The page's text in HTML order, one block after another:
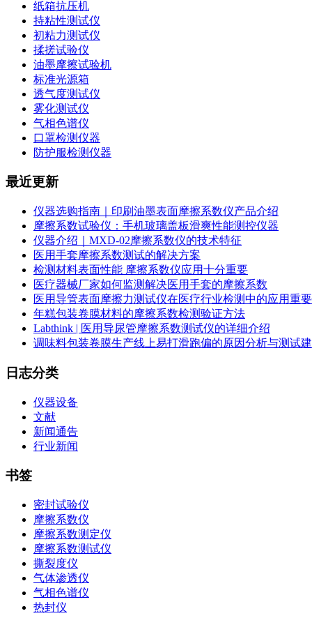
纸箱抗压机
持粘性测试仪
初粘力测试仪
揉搓试验仪
油墨摩擦试验机
标准光源箱
透气度测试仪
雾化测试仪
气相色谱仪
口罩检测仪器
防护服检测仪器
最近更新
仪器选购指南｜印刷油墨表面摩擦系数仪产品介绍
摩擦系数试验仪：手机玻璃盖板滑爽性能测控仪器
仪器介绍｜MXD-02摩擦系数仪的技术特征
医用手套摩擦系数测试的解决方案
检测材料表面性能 摩擦系数仪应用十分重要
医疗器械厂家如何监测解决医用手套的摩擦系数
医用导管表面摩擦力测试仪在医疗行业检测中的应用重
年糕包装卷膜材料的摩擦系数检测验证方法
Labthink | 医用导尿管摩擦系数测试仪的详细介绍
调味料包装卷膜生产线上易打滑跑偏的原因分析与测试
日志分类
仪器设备
文献
新闻通告
行业新闻
书签
密封试验仪
摩擦系数仪
摩擦系数测定仪
摩擦系数测试仪
撕裂度仪
气体渗透仪
气相色谱仪
热封仪